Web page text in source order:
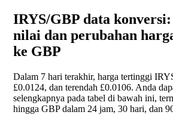
IRYS/GBP data
nilai dan perubahan
ke GBP
Dalam 7 hari terakhir, harga tertinggi
£0.0124, dan terendah £0.0106. Anda
selengkapnya pada tabel di bawah ini,
hingga GBP dalam 24 jam, 30 hari, dan